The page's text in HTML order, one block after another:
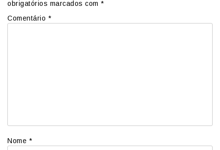
obrigatórios marcados com *
Comentário *
Nome *